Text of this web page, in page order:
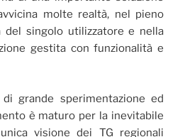
molte realtà, nel pieno
singolo utilizzatore e nella
gestita con funzionalità e
grande sperimentazione ed
è maturo per la inevitabile
visione dei TG regionali